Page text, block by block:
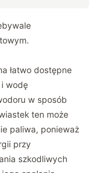
łatwo dostępne
i wodę
w sposób
ten może
paliwa, ponieważ
przy
szkodliwych